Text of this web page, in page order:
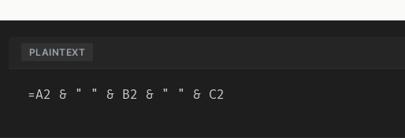
PLAINTEXT
=A2 & " " & B2 & " " & C2